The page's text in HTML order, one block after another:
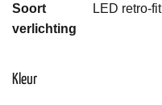
Soort
verlichting
LED retro-fit
Kleur